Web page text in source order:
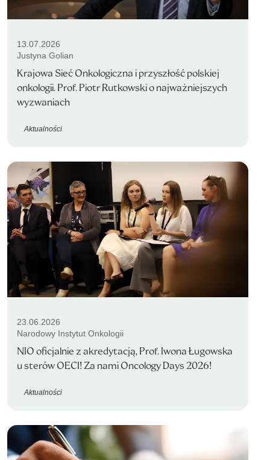
13.07.2026
Justyna Golian
Krajowa Sieć Onkologiczna i przyszłość polskiej
onkologii. Prof. Piotr Rutkowski o najważniejszych
wyzwaniach
Aktualności
23.06.2026
Narodowy Instytut Onkologii
NIO oficjalnie z akredytacją, Prof. Iwona Ługowska
u sterów OECI! Za nami Oncology Days 2026!
Aktualności